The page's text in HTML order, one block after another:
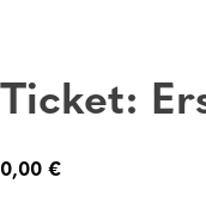
Ticket:
0,00 €